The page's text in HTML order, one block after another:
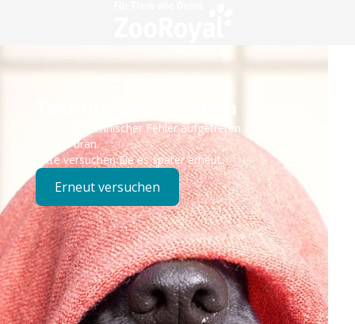
Technisches Problem
Es ist ein technischer Fehler aufgetreten – wir sind
bereits dran.
Bitte versuchen Sie es später erneut.
Erneut versuchen